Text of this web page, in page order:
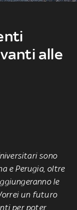
alle
sono
e Perugia, oltre
le
un futuro
per poter